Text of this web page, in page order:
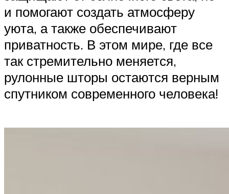
и помогают создать атмосферу
уюта, а также обеспечивают
приватность. В этом мире, где все
так стремительно меняется,
рулонные шторы остаются верным
спутником современного человека!